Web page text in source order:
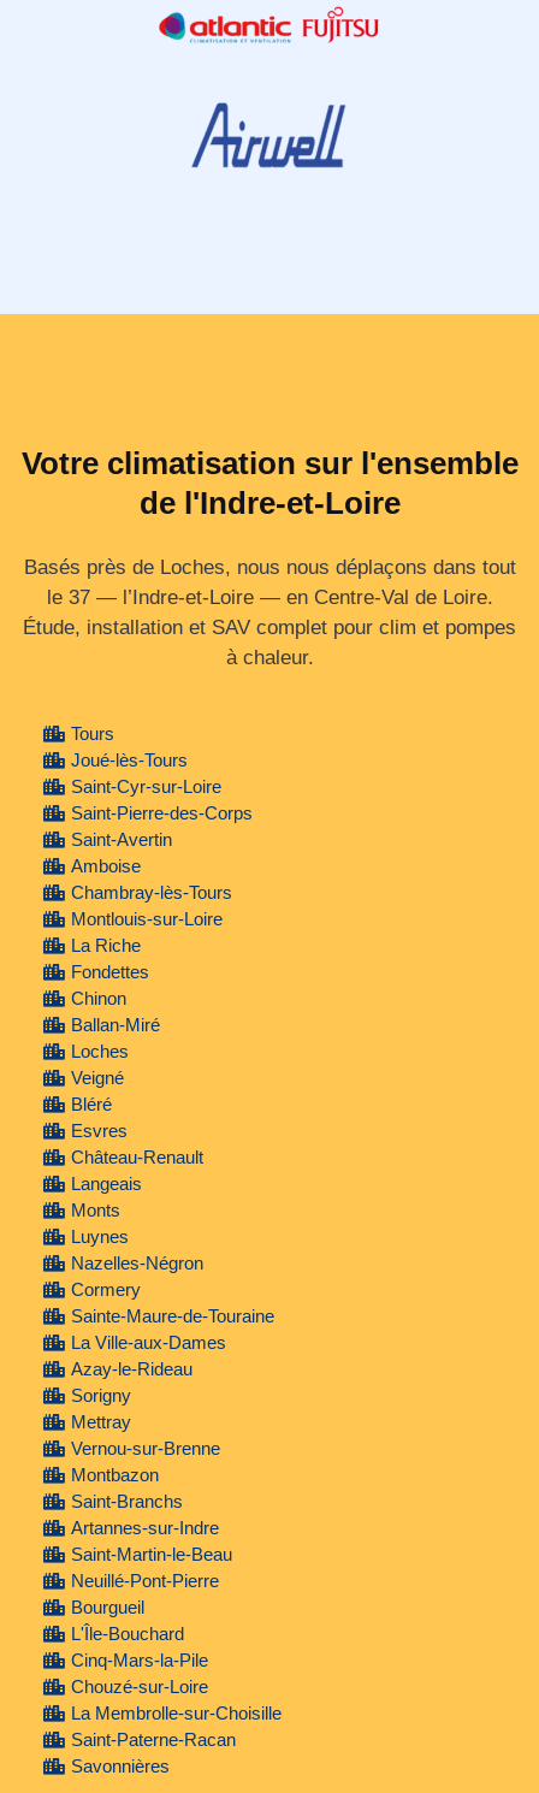
Votre climatisation sur l'ensemble
de l'Indre-et-Loire
Basés près de Loches, nous nous déplaçons dans tout
le 37 — l’Indre‑et‑Loire — en Centre‑Val de Loire.
Étude, installation et SAV complet pour clim et pompes
à chaleur.
Tours
Joué-lès-Tours
Saint-Cyr-sur-Loire
Saint-Pierre-des-Corps
Saint-Avertin
Amboise
Chambray-lès-Tours
Montlouis-sur-Loire
La Riche
Fondettes
Chinon
Ballan-Miré
Loches
Veigné
Bléré
Esvres
Château-Renault
Langeais
Monts
Luynes
Nazelles-Négron
Cormery
Sainte-Maure-de-Touraine
La Ville-aux-Dames
Azay-le-Rideau
Sorigny
Mettray
Vernou-sur-Brenne
Montbazon
Saint-Branchs
Artannes-sur-Indre
Saint-Martin-le-Beau
Neuillé-Pont-Pierre
Bourgueil
L'Île-Bouchard
Cinq-Mars-la-Pile
Chouzé-sur-Loire
La Membrolle-sur-Choisille
Saint-Paterne-Racan
Savonnières